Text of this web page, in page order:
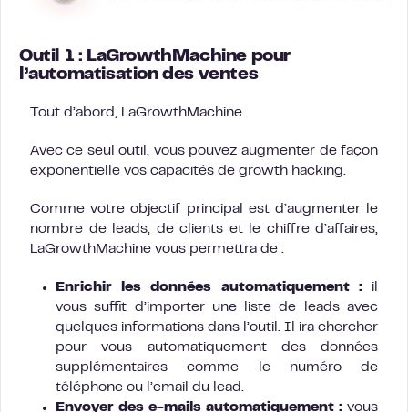
Outil 1 : LaGrowthMachine pour
l’automatisation des ventes
Tout d’abord, LaGrowthMachine.
Avec ce seul outil, vous pouvez augmenter de façon
exponentielle vos capacités de growth hacking.
Comme votre objectif principal est d’augmenter le
nombre de leads, de clients et le chiffre d’affaires,
LaGrowthMachine vous permettra de :
Enrichir les données automatiquement : il
vous suffit d’importer une liste de leads avec
quelques informations dans l’outil. Il ira chercher
pour vous automatiquement des données
supplémentaires comme le numéro de
téléphone ou l’email du lead.
Envoyer des e-mails automatiquement : vous